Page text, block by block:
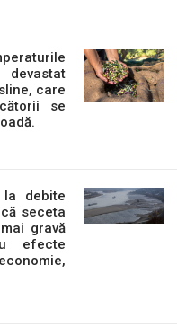
care
se
debite
seceta
gravă
efecte